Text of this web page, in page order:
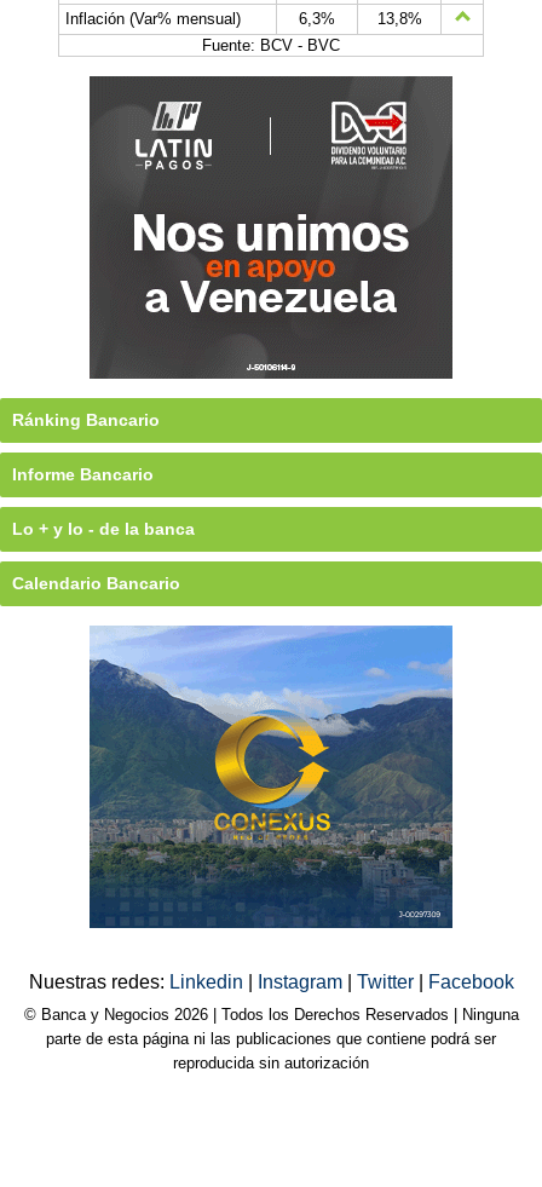
Inflación (Var% mensual)
6,3%
13,8%
Fuente: BCV - BVC
Ránking Bancario
Informe Bancario
Lo + y lo - de la banca
Calendario Bancario
Nuestras redes: Linkedin Instagram Twitter Facebook
© Banca y Negocios 2026 | Todos los Derechos Reservados | Ninguna
parte de esta página ni las publicaciones que contiene podrá ser
reproducida sin autorización